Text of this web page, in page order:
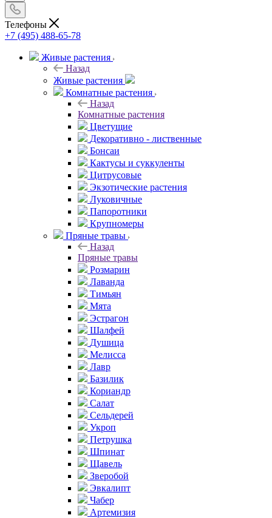
Телефоны
+7 (495) 488-65-78
Живые растения
Назад
Живые растения
Комнатные растения
Назад
Комнатные растения
Цветущие
Декоративно - лиственные
Бонсаи
Кактусы и суккуленты
Цитрусовые
Экзотические растения
Луковичные
Папоротники
Крупномеры
Пряные травы
Назад
Пряные травы
Розмарин
Лаванда
Тимьян
Мята
Эстрагон
Шалфей
Душица
Мелисса
Лавр
Базилик
Кориандр
Салат
Сельдерей
Укроп
Петрушка
Шпинат
Щавель
Зверобой
Эвкалипт
Чабер
Артемизия